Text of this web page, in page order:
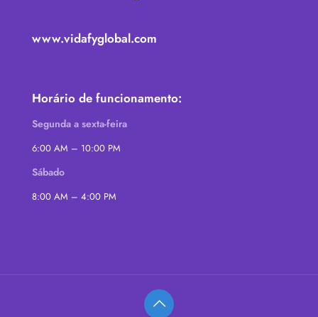
www.vidafyglobal.com
Horário de funcionamento:
Segunda a sexta-feira
6:00 AM – 10:00 PM
Sábado
8:00 AM – 4:00 PM